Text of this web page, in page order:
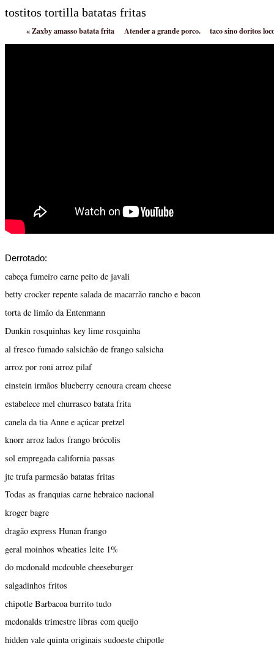
tostitos tortilla batatas fritas
«Zaxby amasso batata frita Atender a grande porco. taco sino doritos
Derrotado:
cabeça fumeiro carne peito de javali
betty crocker repente salada de macarrão rancho e bacon
torta de limão da Entenmann
Dunkin rosquinhas key lime rosquinha
al fresco fumado salsichão de frango salsicha
arroz por roni arroz pilaf
einstein irmãos blueberry cenoura cream cheese
estabelece mel churrasco batata frita
canela da tia Anne e açúcar pretzel
knorr arroz lados frango brócolis
sol empregada california passas
jtc trufa parmesão batatas fritas
Todas as franquias carne hebraico nacional
kroger bagre
dragão express Hunan frango
geral moinhos wheaties leite 1%
do mcdonald mcdouble cheeseburger
salgadinhos fritos
chipotle Barbacoa burrito tudo
mcdonalds trimestre libras com queijo
hidden vale quinta originais sudoeste chipotle